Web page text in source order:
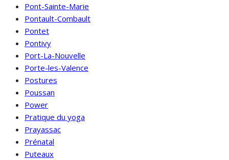
Pont-Sainte-Marie
Pontault-Combault
Pontet
Pontivy
Port-La-Nouvelle
Porte-les-Valence
Postures
Poussan
Power
Pratique du yoga
Prayassac
Prénatal
Puteaux